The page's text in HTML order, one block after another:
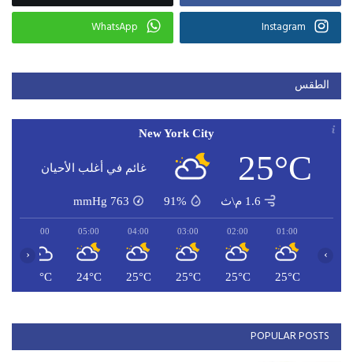
Instagram
WhatsApp
الطقس
New York City
25°C غائم في أغلب الأحيان
1.6 م\ث 91%
763
mmHg
01:00
25°C
02:00
25°C
03:00
25°C
04:00
25°C
05:00
24°C
06:00
24°C
‹ ›
POPULAR POSTS